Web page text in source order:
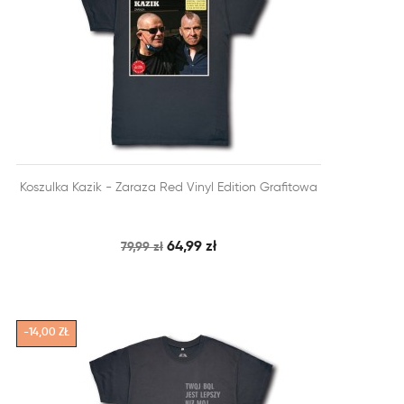
DODAJ DO KOSZYKA SZYBKI PODGLĄD
Koszulka Kazik - Zaraza Red Vinyl Edition Grafitowa
79,99 zł 64,99 zł
-14,00 ZŁ